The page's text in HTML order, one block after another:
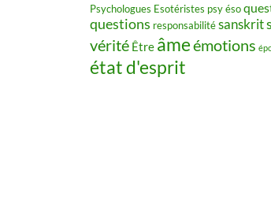
Psychologues Esotéristes psy éso
questions responsabilitésanskrit
vérité Être âmeémotions
état d'esprit